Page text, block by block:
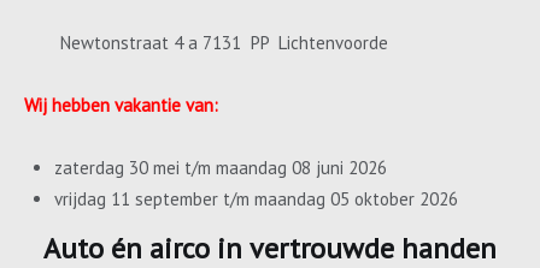
Newtonstraat 4 a 7131 PP Lichtenvoorde
Wij hebben vakantie van:
zaterdag 30 mei t/m maandag 08 juni 2026
vrijdag 11 september t/m maandag 05 oktober 2026
Auto én airco in vertrouwde handen